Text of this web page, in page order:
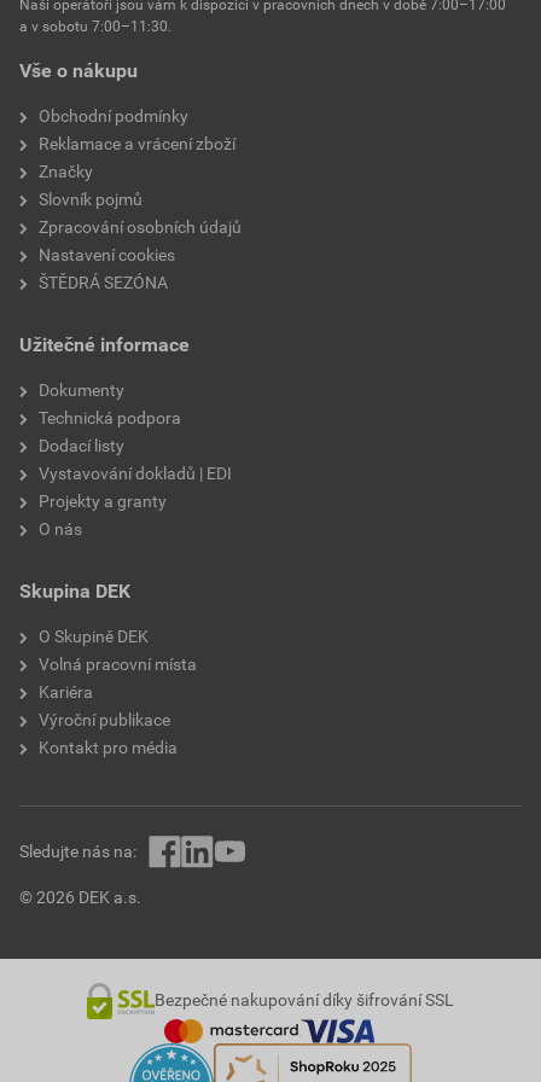
Vše o nákupu
Obchodní podmínky
Reklamace a vrácení zboží
Značky
Slovník pojmů
Zpracování osobních údajů
Nastavení cookies
ŠTĚDRÁ SEZÓNA
Užitečné informace
Dokumenty
Technická podpora
Dodací listy
Vystavování dokladů | EDI
Projekty a granty
O nás
Skupina DEK
O Skupině DEK
Volná pracovní místa
Kariéra
Výroční publikace
Kontakt pro média
Naši operátoři jsou vám k dispozici v pracovních dnech v době 7:00–17:00
a v sobotu 7:00–11:30.
© 2026 DEK a.s.
Sledujte nás na:
Bezpečné nakupování díky šifrování SSL